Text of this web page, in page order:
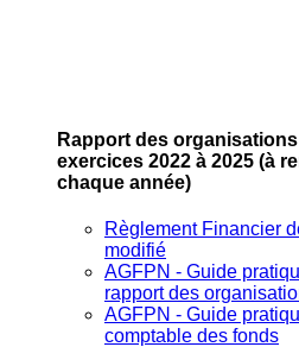
Rapport des
exercices 2022 à 2025 (à
chaque année)
Règlement Financier
modifié
AGFPN ‐ Guide
rapport des
AGFPN ‐ Guide
comptable des fonds